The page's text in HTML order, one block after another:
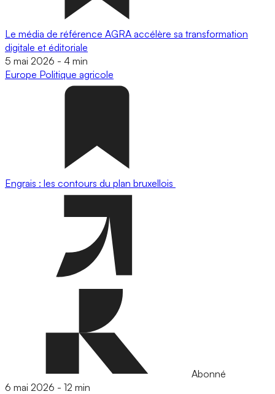
Le média de référence AGRA accélère sa transformation
digitale et éditoriale
5 mai 2026 - 4 min
Europe Politique agricole
Engrais : les contours du plan bruxellois
Abonné
6 mai 2026 - 12 min